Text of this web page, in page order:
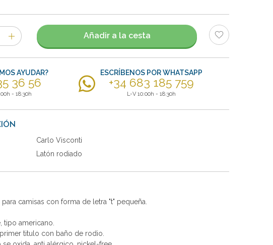
Añadir a la cesta
AYUDAR?
36 56
- 18:30h
ESCRÍBENOS POR WHATSAPP
+34 683 185 759
L-V 10:00h - 18:30h
Carlo Visconti
Latón rodiado
camisas con forma de letra "t" pequeña.
tipo americano.
titulo con baño de rodio.